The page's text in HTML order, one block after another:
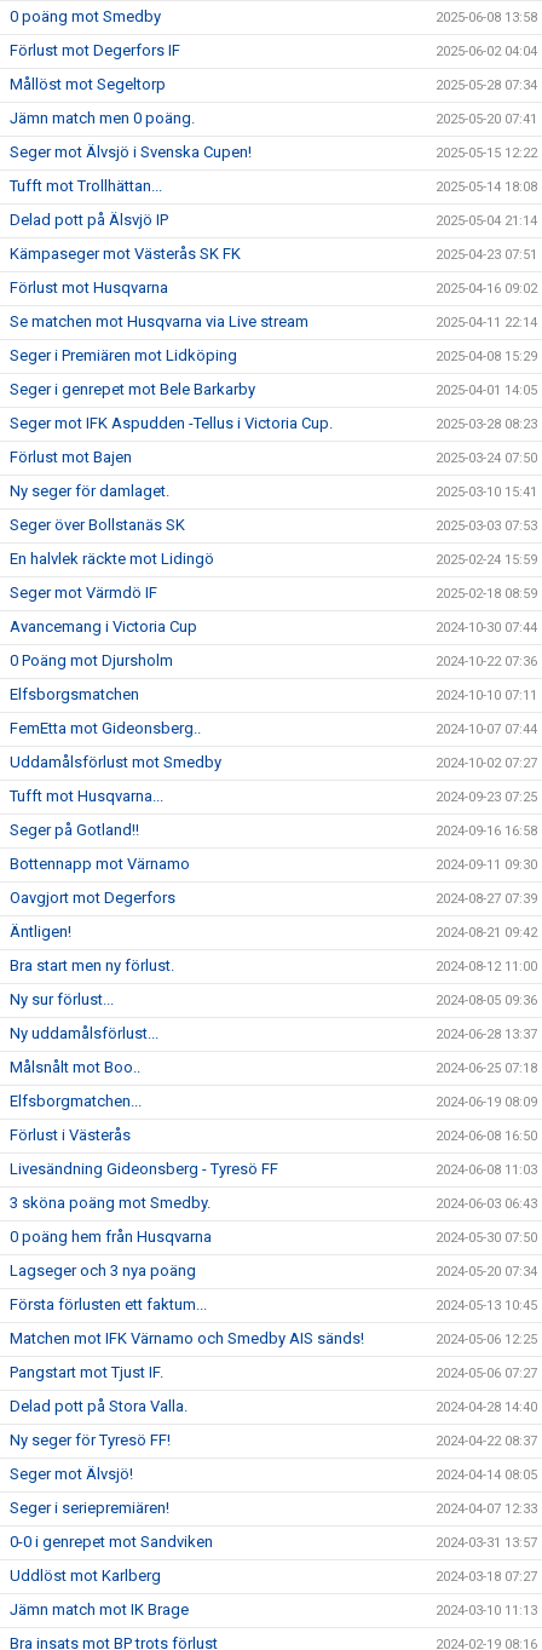
0 poäng mot Smedby 2025-06-08 13:58
Förlust mot Degerfors IF 2025-06-02 04:04
Mållöst mot Segeltorp 2025-05-28 07:34
Jämn match men 0 poäng. 2025-05-20 07:41
Seger mot Älvsjö i Svenska Cupen! 2025-05-15 12:22
Tufft mot Trollhättan... 2025-05-14 18:08
Delad pott på Älsvjö IP 2025-05-04 21:14
Kämpaseger mot Västerås SK FK 2025-04-23 07:51
Förlust mot Husqvarna 2025-04-16 09:02
Se matchen mot Husqvarna via Live stream 2025-04-11 22:14
Seger i Premiären mot Lidköping 2025-04-08 15:29
Seger i genrepet mot Bele Barkarby 2025-04-01 14:05
Seger mot IFK Aspudden -Tellus i Victoria Cup. 2025-03-28 08:23
Förlust mot Bajen 2025-03-24 07:50
Ny seger för damlaget. 2025-03-10 15:41
Seger över Bollstanäs SK 2025-03-03 07:53
En halvlek räckte mot Lidingö 2025-02-24 15:59
Seger mot Värmdö IF 2025-02-18 08:59
Avancemang i Victoria Cup 2024-10-30 07:44
0 Poäng mot Djursholm 2024-10-22 07:36
Elfsborgsmatchen 2024-10-10 07:11
FemEtta mot Gideonsberg.. 2024-10-07 07:44
Uddamålsförlust mot Smedby 2024-10-02 07:27
Tufft mot Husqvarna... 2024-09-23 07:25
Seger på Gotland!! 2024-09-16 16:58
Bottennapp mot Värnamo 2024-09-11 09:30
Oavgjort mot Degerfors 2024-08-27 07:39
Äntligen! 2024-08-21 09:42
Bra start men ny förlust. 2024-08-12 11:00
Ny sur förlust... 2024-08-05 09:36
Ny uddamålsförlust... 2024-06-28 13:37
Målsnålt mot Boo.. 2024-06-25 07:18
Elfsborgmatchen... 2024-06-19 08:09
Förlust i Västerås 2024-06-08 16:50
Livesändning Gideonsberg - Tyresö FF 2024-06-08 11:03
3 sköna poäng mot Smedby. 2024-06-03 06:43
0 poäng hem från Husqvarna 2024-05-30 07:50
Lagseger och 3 nya poäng 2024-05-20 07:34
Första förlusten ett faktum... 2024-05-13 10:45
Matchen mot IFK Värnamo och Smedby AIS sänds! 2024-05-06 12:25
Pangstart mot Tjust IF. 2024-05-06 07:27
Delad pott på Stora Valla. 2024-04-28 14:40
Ny seger för Tyresö FF! 2024-04-22 08:37
Seger mot Älvsjö! 2024-04-14 08:05
Seger i seriepremiären! 2024-04-07 12:33
0-0 i genrepet mot Sandviken 2024-03-31 13:57
Uddlöst mot Karlberg 2024-03-18 07:27
Jämn match mot IK Brage 2024-03-10 11:13
Bra insats mot BP trots förlust 2024-02-19 08:16